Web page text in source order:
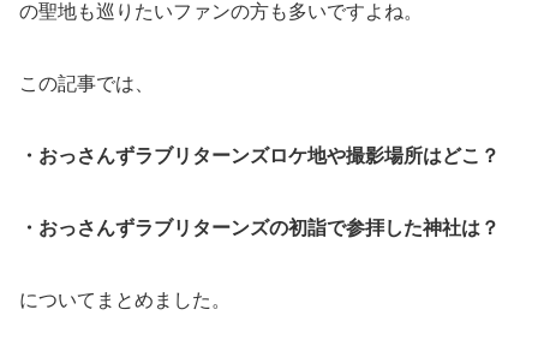
の聖地も巡りたいファンの方も多いですよね。
この記事では、
・おっさんずラブリターンズロケ地や撮影場所はどこ？
・おっさんずラブリターンズの初詣で参拝した神社は？
についてまとめました。